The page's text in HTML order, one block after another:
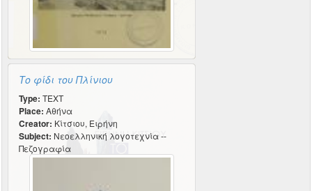
Το φίδι του Πλίνιου
Type: TEXT
Place: Αθήνα
Creator: Κίτσιου, Ειρήνη
Subject: Νεοελληνική λογοτεχνία --
Πεζογραφία